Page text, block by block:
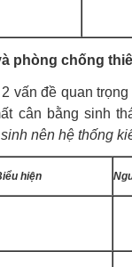
phòng chống
vấn đề quan
cân bằng sinh
nên hệ thống
hiện